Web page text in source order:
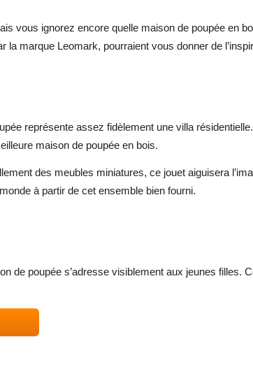
vous ignorez encore quelle maison de poupée en
marque Leomark, pourraient vous donner de
représente assez fidèlement une villa
maison de poupée en bois.
des meubles miniatures, ce jouet aiguisera
à partir de cet ensemble bien fourni.
de poupée s’adresse visiblement aux jeunes filles.